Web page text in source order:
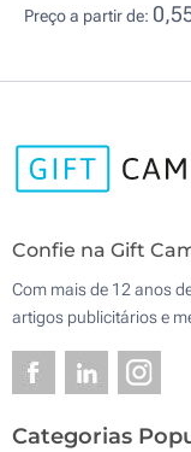
Preço a partir de:
Confie na Gift
Com mais de 12 anos
artigos publicitários e
Categorias